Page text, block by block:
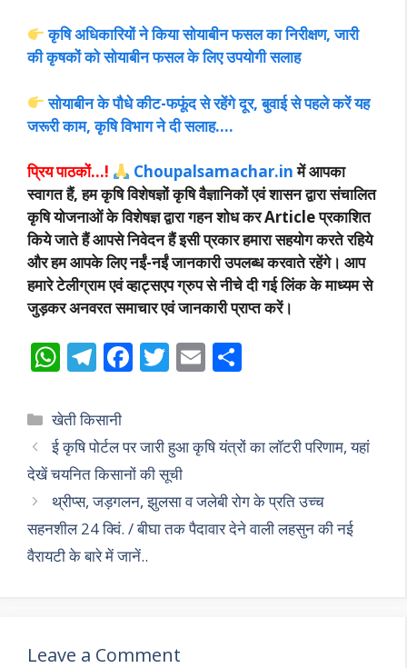
कृषि अधिकारियों ने किया सोयाबीन फसल का निरीक्षण, जारी
की कृषकों को सोयाबीन फसल के लिए उपयोगी सलाह
सोयाबीन के पौधे कीट-फफूंद से रहेंगे दूर, बुवाई से पहले करें यह
जरूरी काम, कृषि विभाग ने दी सलाह….
प्रिय पाठकों…! Choupalsamachar.inमें आपका
स्वागत हैं, हम कृषि विशेषज्ञों कृषि वैज्ञानिकों एवं शासन द्वारा संचालित
कृषि योजनाओं के विशेषज्ञ द्वारा गहन शोध कर Article प्रकाशित
किये जाते हैं आपसे निवेदन हैं इसी प्रकार हमारा सहयोग करते रहिये
और हम आपके लिए नईं-नईं जानकारी उपलब्ध करवाते रहेंगे। आप
हमारे टेलीग्राम एवं व्हाट्सएप ग्रुप से नीचे दी गई लिंक के माध्यम से
जुड़कर अनवरत समाचार एवं जानकारी प्राप्त करें।
W
at
s
A
p
p
T
e
gr
a
m
F
b
o
o
k
T
er
E
l e
Categories
खेती किसानी
ई कृषि पोर्टल पर जारी हुआ कृषि यंत्रों का लॉटरी परिणाम, यहां
देखें चयनित किसानों की सूची
थ्रीप्स, जड़गलन, झुलसा व जलेबी रोग के प्रति उच्च
सहनशील 24 क्विं. / बीघा तक पैदावार देने वाली लहसुन की नई
वैरायटी के बारे में जानें..
Leave a Comment